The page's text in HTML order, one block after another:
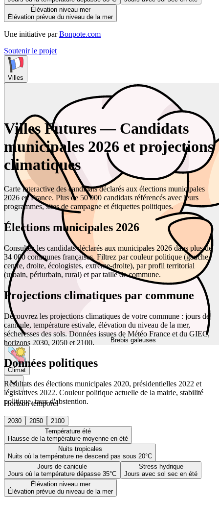
Élévation niveau mer
Élévation prévue du niveau de la mer
Une initiative par Bonpote.com
Soutenir le projet
Villes
Brebis galeuses
Climat
Horizon temporel
2030 2050
2100
Température été
Hausse de la température moyenne en été
Nuits tropicales
Nuits où la température ne descend pas sous 20°C
Jours de canicule
Jours où la température dépasse 35°C
Stress hydrique
Jours avec sol sec en été
Élévation niveau mer
Élévation prévue du niveau de la mer
Villes Futures — Candidats
municipales 2026 et projections
climatiques
Carte interactive des candidats déclarés aux élections municipales
2026 en France. Plus de 50 000 candidats référencés avec leurs
programmes, sites de campagne et étiquettes politiques.
Élections municipales 2026
Consultez les candidats déclarés aux municipales 2026 dans plus de
34 000 communes françaises. Filtrez par couleur politique (gauche,
centre, droite, écologistes, extrême-droite), par profil territorial
(urbain, périurbain, rural) et par taille de commune.
Projections climatiques par commune
Découvrez les projections climatiques de votre commune : jours de
canicule, température estivale, élévation du niveau de la mer,
sécheresses des sols. Données issues de Météo France et du GIEC,
horizons 2030, 2050 et 2100.
Données politiques
Résultats des élections municipales 2020, présidentielles 2022 et
législatives 2022. Couleur politique actuelle de la mairie, stabilité
politique, taux d'abstention.